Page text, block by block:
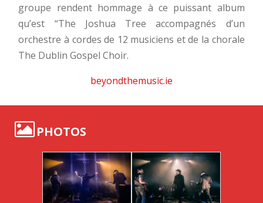
groupe rendent hommage à ce puissant album
qu’est “The Joshua Tree accompagnés d’un
orchestre à cordes de 12 musiciens et de la chorale
The Dublin Gospel Choir.
beyondthemusic.ie
PHOTOS